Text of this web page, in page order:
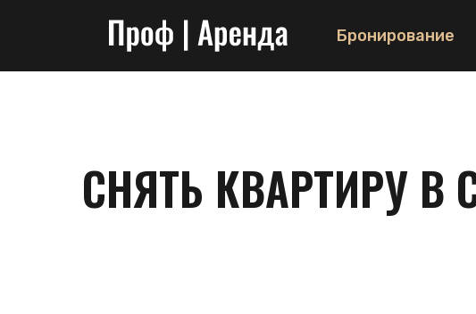
Бронирование
СНЯТЬ КВАРТИРУ В